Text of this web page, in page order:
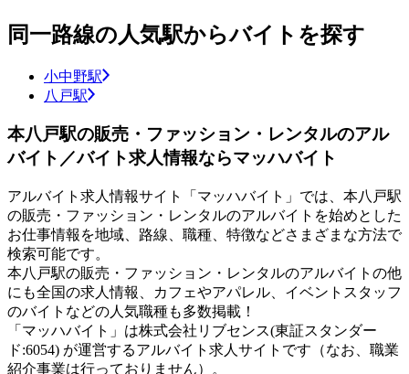
同一路線の人気駅からバイトを探す
小中野駅
八戸駅
本八戸駅の販売・ファッション・レンタルのアル
バイト／バイト求人情報ならマッハバイト
アルバイト求人情報サイト「マッハバイト」では、本八戸駅
の販売・ファッション・レンタルのアルバイトを始めとした
お仕事情報を地域、路線、職種、特徴などさまざまな方法で
検索可能です。
本八戸駅の販売・ファッション・レンタルのアルバイトの他
にも全国の求人情報、カフェやアパレル、イベントスタッフ
のバイトなどの人気職種も多数掲載！
「マッハバイト」は株式会社リブセンス(東証スタンダー
ド:6054) が運営するアルバイト求人サイトです（なお、職業
紹介事業は行っておりません）。